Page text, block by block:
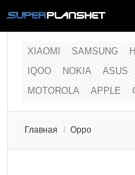
XIAOMI SAMSUNG
IQOO
NOKIA ASUS
MOTOROLA
APPLE
Главная / Oppo